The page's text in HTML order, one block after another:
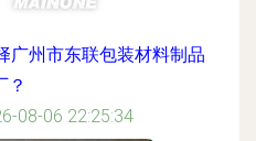
广州市东联包装材料制品
？
08-06 22:25:34